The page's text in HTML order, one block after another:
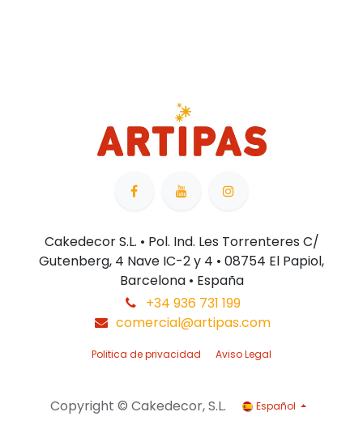
Cakedecor S.L. • Pol. Ind. Les Torrenteres C/
Gutenberg, 4 Nave IC-2 y 4 • 08754 El Papiol,
Barcelona • España
+34 936 731 199
comercial@artipas.com
Politica de privacidad Aviso Legal
Copyright © Cakedecor, S.L. Español